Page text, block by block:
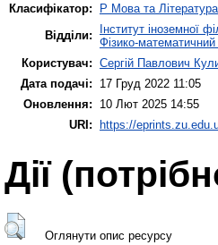
Класифікатор:
P Мова та Література
Відділи:
Інститут іноземної
Фізико-
Користувач: Сергій Павлович
Дата подачі:
17 Груд 2022 11:05
Оновлення:
10 Лют 2025 14:55
URI:
https://
Дії
Оглянути опис ресурсу